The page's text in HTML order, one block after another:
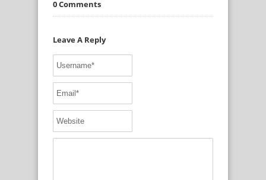
0 Comments
Leave A Reply